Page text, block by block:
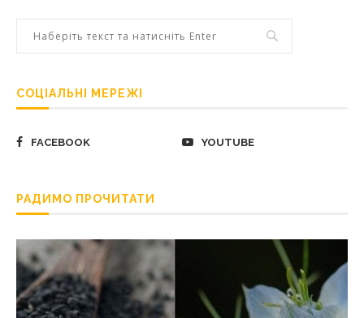
СОЦІАЛЬНІ МЕРЕЖІ
FACEBOOK YOUTUBE
РАДИМО ПРОЧИТАТИ